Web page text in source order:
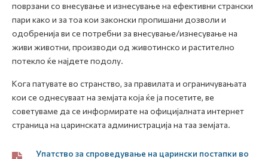
Контакт
поврзани со внесување и изнесување на ефективни странски
пари како и за тоа кои законски пропишани дозволи и
одобренија ви се потребни за внесување/изнесување на
живи животни, производи од животинско и растително
потекло ќе најдете подолу.
Кога патувате во странство, за правилата и ограничувањата
кои се однесуваат на земјата која ќе ја посетите, ве
советуваме да се информирате на официјалната интернет
страница на царинската администрација на таа земјата.
Упатство за спроведување на царински постапки во